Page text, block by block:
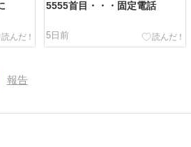
5555首目・・・固定電話
5日前
報告